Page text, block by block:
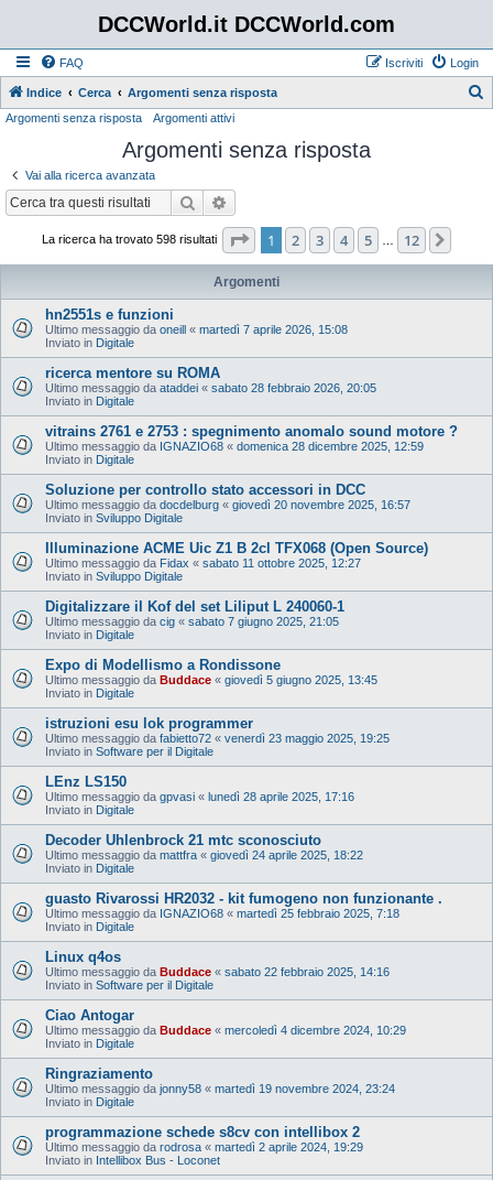
DCCWorld.it DCCWorld.com
FAQ Login
Iscriviti
Indice Cerca Argomenti senza risposta
Argomenti senza risposta Argomenti attivi
Argomenti senza risposta
Vai alla ricerca avanzata
Cerca
La ricerca ha trovato 598 risultati Pagina di 12
1 2 3 4 5 12
Argomenti
hn2551s e funzioni
Ultimo messaggio da oneill « martedì 7 aprile 2026, 15:08
Inviato in Digitale
ricerca mentore su ROMA
Ultimo messaggio da ataddei « sabato 28 febbraio 2026, 20:05
Inviato in Digitale
vitrains 2761 e 2753 : spegnimento anomalo sound motore ?
Ultimo messaggio da IGNAZIO68 « domenica 28 dicembre 2025, 12:59
Inviato in Digitale
Soluzione per controllo stato accessori in DCC
Ultimo messaggio da docdelburg « giovedì 20 novembre 2025, 16:57
Inviato in Sviluppo Digitale
Illuminazione ACME Uic Z1 B 2cl TFX068 (Open Source)
Ultimo messaggio da Fidax « sabato 11 ottobre 2025, 12:27
Inviato in Sviluppo Digitale
Digitalizzare il Kof del set Liliput L 240060-1
Ultimo messaggio da cig « sabato 7 giugno 2025, 21:05
Inviato in Digitale
Expo di Modellismo a Rondissone
Ultimo messaggio da Buddace « giovedì 5 giugno 2025, 13:45
Inviato in Digitale
istruzioni esu lok programmer
Ultimo messaggio da fabietto72 « venerdì 23 maggio 2025, 19:25
Inviato in Software per il Digitale
LEnz LS150
Ultimo messaggio da gpvasi « lunedì 28 aprile 2025, 17:16
Inviato in Digitale
Decoder Uhlenbrock 21 mtc sconosciuto
Ultimo messaggio da mattfra « giovedì 24 aprile 2025, 18:22
Inviato in Digitale
guasto Rivarossi HR2032 - kit fumogeno non funzionante .
Ultimo messaggio da IGNAZIO68 « martedì 25 febbraio 2025, 7:18
Inviato in Digitale
Linux q4os
Ultimo messaggio da Buddace « sabato 22 febbraio 2025, 14:16
Inviato in Software per il Digitale
Ciao Antogar
Ultimo messaggio da Buddace « mercoledì 4 dicembre 2024, 10:29
Inviato in Digitale
Ringraziamento
Ultimo messaggio da jonny58 « martedì 19 novembre 2024, 23:24
Inviato in Digitale
programmazione schede s8cv con intellibox 2
Ultimo messaggio da rodrosa « martedì 2 aprile 2024, 19:29
Inviato in Intellibox Bus - Loconet